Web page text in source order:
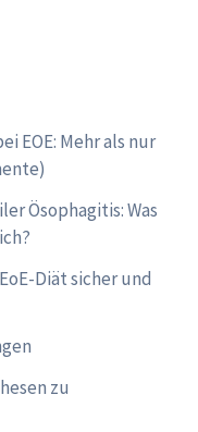
EOE: Mehr als nur
Ösophagitis: Was
Diät sicher und
zu